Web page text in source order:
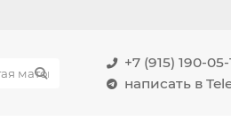
+7 (915) 190-05-
написать в